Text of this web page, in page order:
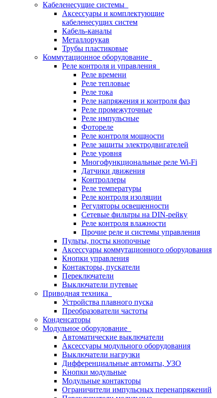
Кабеленесущие системы
Аксессуары и комплектующие
кабеленесущих систем
Кабель-каналы
Металлорукав
Трубы пластиковые
Коммутационное оборудование
Реле контроля и управления
Реле времени
Реле тепловые
Реле тока
Реле напряжения и контроля фаз
Реле промежуточные
Реле импульсные
Фотореле
Реле контроля мощности
Реле защиты электродвигателей
Реле уровня
Многофункциональные реле Wi-Fi
Датчики движения
Контроллеры
Реле температуры
Реле контроля изоляции
Регуляторы освещенности
Сетевые фильтры на DIN-рейку
Реле контроля влажности
Прочие реле и системы управления
Пульты, посты кнопочные
Аксессуары коммутационного оборудования
Кнопки управления
Контакторы, пускатели
Переключатели
Выключатели путевые
Приводная техника
Устройства плавного пуска
Преобразователи частоты
Конденсаторы
Модульное оборудование
Автоматические выключатели
Аксессуары модульного оборудования
Выключатели нагрузки
Дифференциальные автоматы, УЗО
Кнопки модульные
Модульные контакторы
Ограничители импульсных перенапряжений